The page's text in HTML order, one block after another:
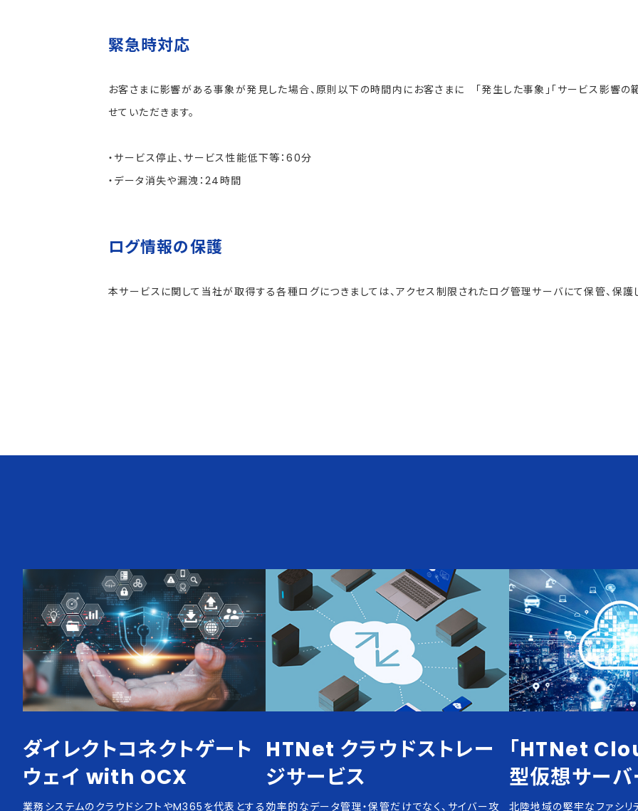
緊急時対応
お客さまに影響がある事象が発見した場合、原則以下の時間内にお客さまに 「発生した事象」「サービス影響の
せていただきます。
・サービス停止、サービス性能低下等：60分
・データ消失や漏洩：24時間
ログ情報の保護
本サービスに関して当社が取得する各種ログにつきましては、アクセス制限されたログ管理サーバにて保管、保護し
ダイレクトコネクトゲート
ウェイ with OCX
業務システムのクラウドシフトやM365を代表とする
HTNet クラウドストレー
ジサービス
効率的なデータ管理・保管だけでなく、サイバー攻
「HTNet
型仮想サーバ
北陸地域の堅牢なファシリ